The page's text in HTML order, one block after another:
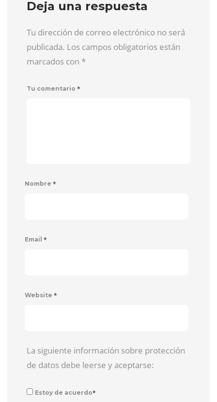
Deja una respuesta
Tu dirección de correo electrónico no será
publicada. Los campos obligatorios están
marcados con *
Tu comentario *
Nombre *
Email *
Website *
La siguiente información sobre protección
de datos debe leerse y aceptarse:
Estoy de acuerdo*